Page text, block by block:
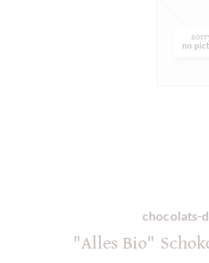
chocolats-
"Alles Bio"